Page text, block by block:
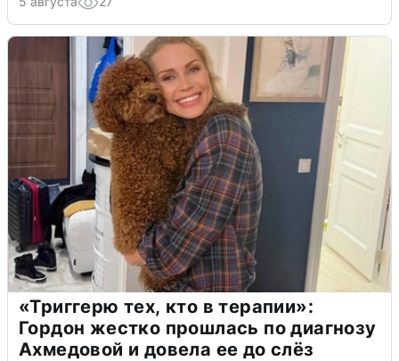
«Триггерю тех, кто в терапии»:
Гордон жестко прошлась по диагнозу
Ахмедовой и довела ее до слёз